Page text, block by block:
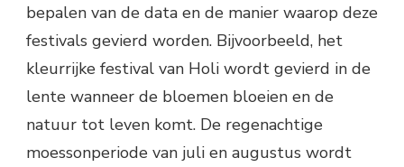
bepalen van de data en de manier waarop deze
festivals gevierd worden. Bijvoorbeeld, het
kleurrijke festival van Holi wordt gevierd in de
lente wanneer de bloemen bloeien en de
natuur tot leven komt. De regenachtige
moessonperiode van juli en augustus wordt